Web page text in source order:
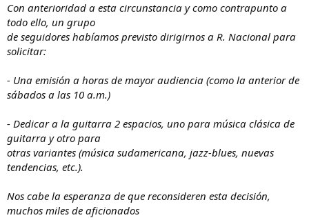
Con anterioridad a esta circunstancia y como contrapunto a
todo ello, un grupo
de seguidores habíamos previsto dirigirnos a R. Nacional para
solicitar:
- Una emisión a horas de mayor audiencia (como la anterior de
sábados a las 10 a.m.)
- Dedicar a la guitarra 2 espacios, uno para música clásica de
guitarra y otro para
otras variantes (música sudamericana, jazz-blues, nuevas
tendencias, etc.).
Nos cabe la esperanza de que reconsideren esta decisión,
muchos miles de aficionados